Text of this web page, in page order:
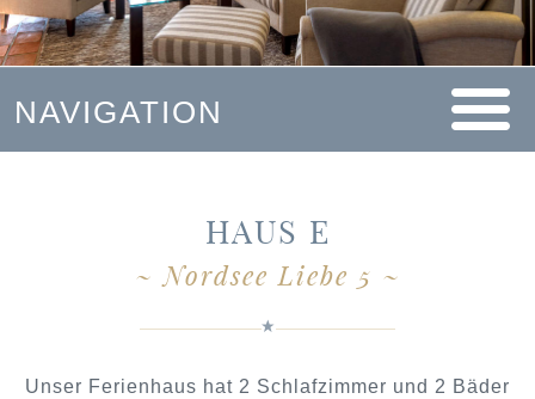
NAVIGATION
HAUS E
~ Nordsee Liebe 5 ~
Unser Ferienhaus hat 2 Schlafzimmer und 2 Bäder